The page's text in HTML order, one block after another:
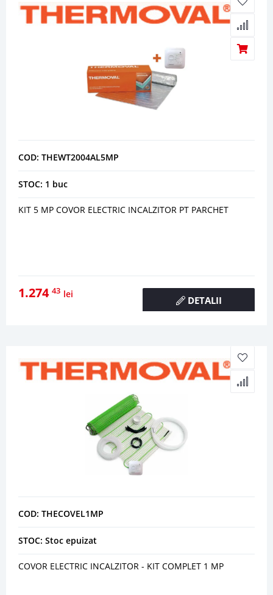
COD: THEWT2004AL5MP
STOC: 1 buc
KIT 5 MP COVOR ELECTRIC INCALZITOR PT PARCHET
1.274 43 lei
DETALII
COD: THECOVEL1MP
STOC: Stoc epuizat
COVOR ELECTRIC INCALZITOR - KIT COMPLET 1 MP